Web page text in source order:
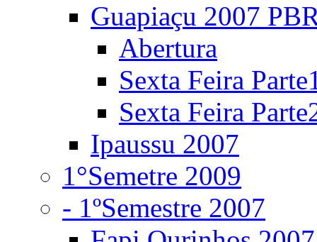
Guapiaçu 2007
Abertura
Sexta Feira
Sexta Feira
Ipaussu 2007
1°Semetre 2009
- 1ºSemestre 2007